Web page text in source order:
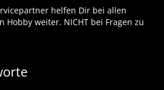
helfen Dir bei allen
Hobby weiter. NICHT bei Fragen zu